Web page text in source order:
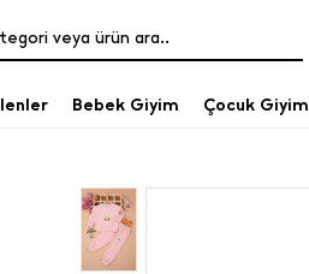
veya ürün ara..
Bebek Giyim Çocuk Giyim